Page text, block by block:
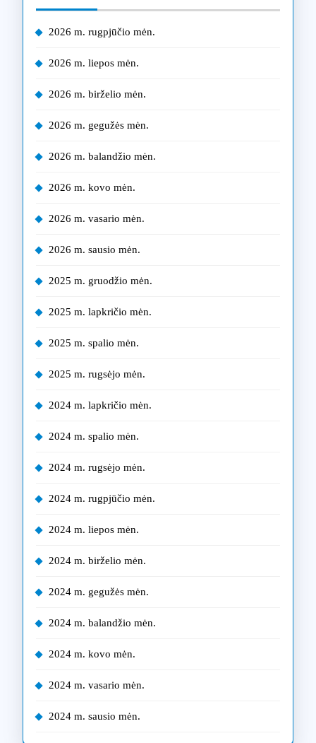
2026 m. rugpjūčio mėn.
2026 m. liepos mėn.
2026 m. birželio mėn.
2026 m. gegužės mėn.
2026 m. balandžio mėn.
2026 m. kovo mėn.
2026 m. vasario mėn.
2026 m. sausio mėn.
2025 m. gruodžio mėn.
2025 m. lapkričio mėn.
2025 m. spalio mėn.
2025 m. rugsėjo mėn.
2024 m. lapkričio mėn.
2024 m. spalio mėn.
2024 m. rugsėjo mėn.
2024 m. rugpjūčio mėn.
2024 m. liepos mėn.
2024 m. birželio mėn.
2024 m. gegužės mėn.
2024 m. balandžio mėn.
2024 m. kovo mėn.
2024 m. vasario mėn.
2024 m. sausio mėn.